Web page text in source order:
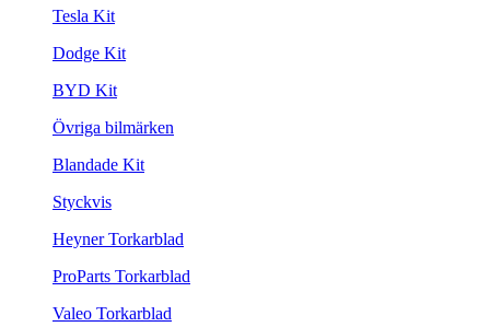
Tesla Kit
Dodge Kit
BYD Kit
Övriga bilmärken
Blandade Kit
Styckvis
Heyner Torkarblad
ProParts Torkarblad
Valeo Torkarblad